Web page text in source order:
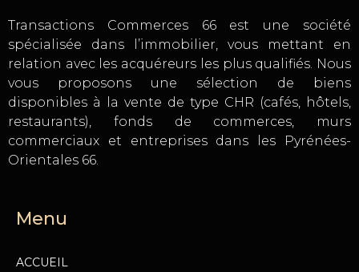
Transactions Commerces 66 est une société
spécialisée dans l’immobilier, vous mettant en
relation avec les acquéreurs les plus qualifiés. Nous
vous proposons une sélection de biens
disponibles à la vente de type CHR (cafés, hôtels,
restaurants), fonds de commerces, murs
commerciaux et entreprises dans les Pyrénées-
Orientales 66.
Menu
ACCUEIL